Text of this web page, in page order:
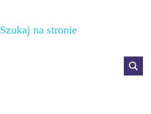
Szukaj na stronie